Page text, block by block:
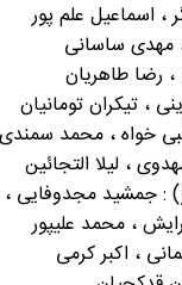
، اسماعیل علم پور
ساسانی
رضا طاهریان
، تیکران تومانیان
خواه ، محمد سمندی
، لیلا التجائین
: جمشید مجدوفایی ،
، محمد علیپور
، اکبر کرمی